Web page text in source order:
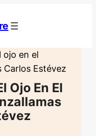
ojo en el
Carlos Estévez
Ojo En El